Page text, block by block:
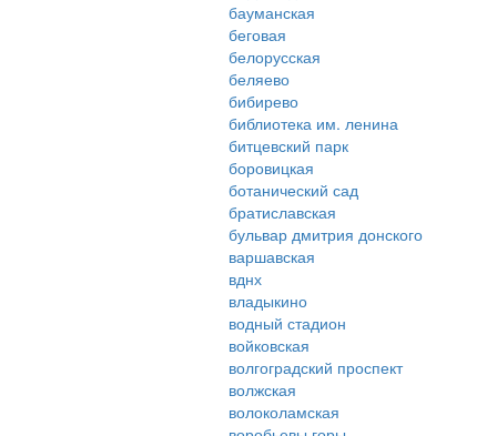
бауманская
беговая
белорусская
беляево
бибирево
библиотека им. ленина
битцевский парк
боровицкая
ботанический сад
братиславская
бульвар дмитрия донского
варшавская
вднх
владыкино
водный стадион
войковская
волгоградский проспект
волжская
волоколамская